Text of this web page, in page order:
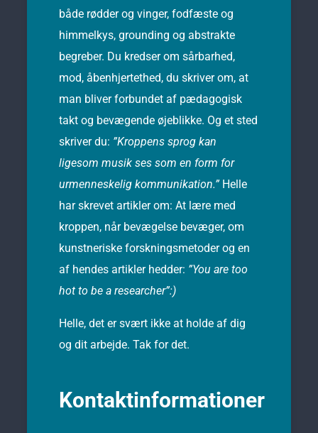
både rødder og vinger, fodfæste og
himmelkys, grounding og abstrakte
begreber. Du kredser om sårbarhed,
mod, åbenhjertethed, du skriver om, at
man bliver forbundet af pædagogisk
takt og bevægende øjeblikke. Og et sted
skriver du: ”Kroppens sprog kan
ligesom musik ses som en form for
urmenneskelig kommunikation.”Helle
har skrevet artikler om: At lære med
kroppen, når bevægelse bevæger, om
kunstneriske forskningsmetoder og en
af hendes artikler hedder: ”You are too
hot to be a researcher”:)
Helle, det er svært ikke at holde af dig
og dit arbejde. Tak for det.
Kontaktinformationer